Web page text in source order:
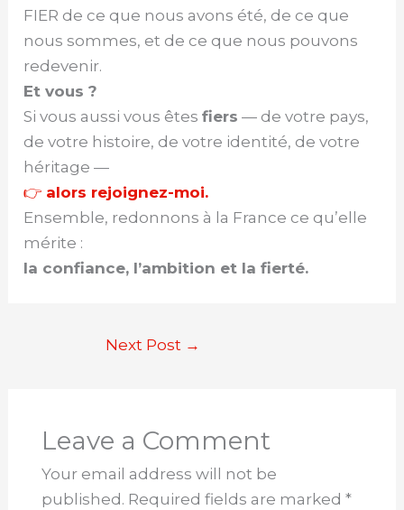
FIER de ce que nous avons été, de ce que
nous sommes, et de ce que nous pouvons
redevenir.
Et vous ?
Si vous aussi vous êtesfiers — de votre pays,
de votre histoire, de votre identité, de votre
héritage —
👉 alors rejoignez-moi.
Ensemble, redonnons à la France ce qu’elle
mérite :
la confiance, l’ambition et la fierté.
Next Post →
Leave a Comment
Your email address will not be
published. Required fields are marked *